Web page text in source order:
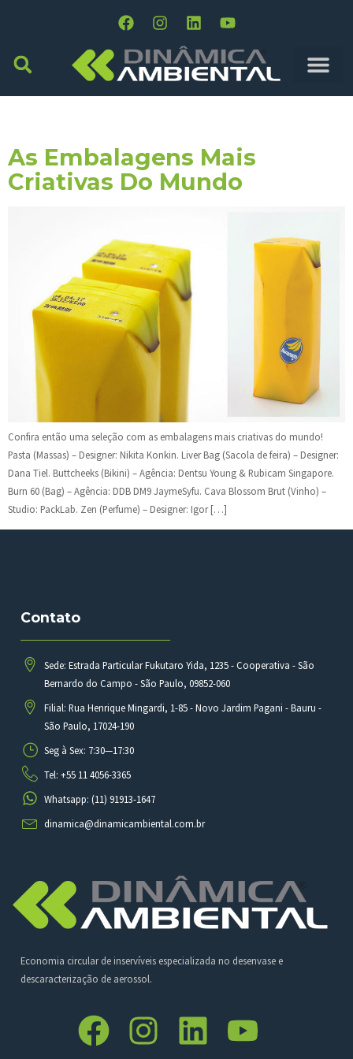
As Embalagens Mais
Criativas Do Mundo
Confira então uma seleção com as embalagens mais criativas do mundo!
Pasta (Massas) – Designer: Nikita Konkin. Liver Bag (Sacola de feira) – Designer:
Dana Tiel. Buttcheeks (Bikini) – Agência: Dentsu Young & Rubicam Singapore.
Burn 60 (Bag) – Agência: DDB DM9 JaymeSyfu. Cava Blossom Brut (Vinho) –
Studio: PackLab. Zen (Perfume) – Designer: Igor […]
Economia circular de inservíveis especializada no desenvase e
descaracterização de aerossol.
Contato
Sede: Estrada Particular Fukutaro Yida, 1235 - Cooperativa - São
Bernardo do Campo - São Paulo, 09852-060
Filial: Rua Henrique Mingardi, 1-85 - Novo Jardim Pagani - Bauru -
São Paulo, 17024-190
Seg à Sex: 7:30—17:30
Tel: +55 11 4056-3365
Whatsapp: (11) 91913-1647
dinamica@dinamicambiental.com.br